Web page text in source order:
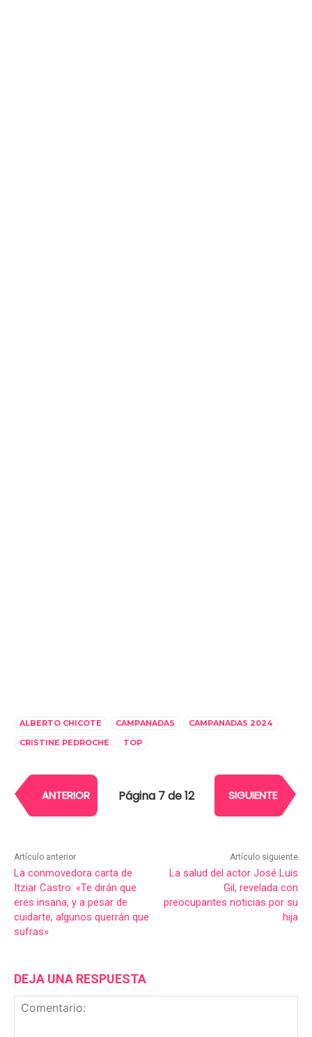
ALBERTO CHICOTE CAMPANADAS
CAMPANADAS 2024
CRISTINE PEDROCHE
TOP
ANTERIOR Página 7 de 12 SIGUIENTE
Artículo anterior
La conmovedora carta de
Itziar Castro: «Te dirán que
eres insana, y a pesar de
cuidarte, algunos querrán que
sufras»
Artículo siguiente
La salud del actor José Luis
Gil, revelada con
preocupantes noticias por su
hija
DEJA UNA RESPUESTA